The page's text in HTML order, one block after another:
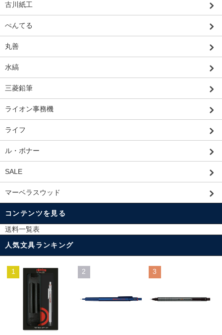
古川紙工
ぺんてる
丸善
水縞
三菱鉛筆
ライオン事務機
ライフ
ル・ボナー
SALE
マーベラスウッド
コンテンツを見る
送料一覧表
人気文具ランキング
1 2 3